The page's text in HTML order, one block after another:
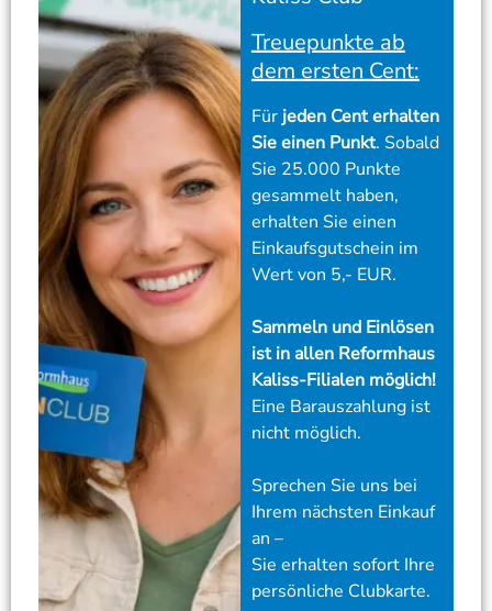
Treuepunkte ab
dem ersten Cent:
Für jeden Cent erhalten
Sie einen Punkt. Sobald
Sie 25.000 Punkte
gesammelt haben,
erhalten Sie einen
Einkaufsgutschein im
Wert von 5,- EUR.
Sammeln und Einlösen
ist in allen Reformhaus
Kaliss-Filialen möglich!
Eine Barauszahlung ist
nicht möglich.
Sprechen Sie uns bei
Ihrem nächsten Einkauf
an –
Sie erhalten sofort Ihre
persönliche Clubkarte.